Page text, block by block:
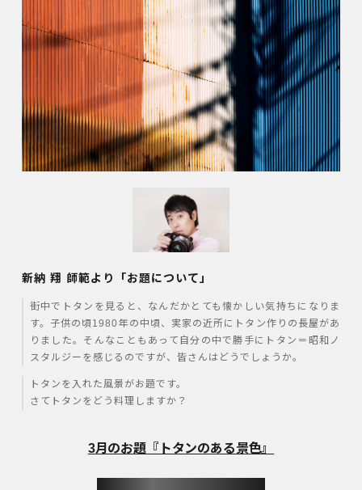
新納 翔 師範より「お題について」
街中でトタンを見ると、なんだかとても懐かしい気持ちになりま
す。子供の頃1980年の中頃、実家の近所にトタン作りの長屋があ
りました。そんなこともあって自分の中で勝手にトタン＝昭和ノ
スタルジーを感じるのですが、皆さんはどうでしょうか。
トタンを入れた風景がお題です。
さてトタンをどう料理しますか？
3月のお題『トタンのある景色』